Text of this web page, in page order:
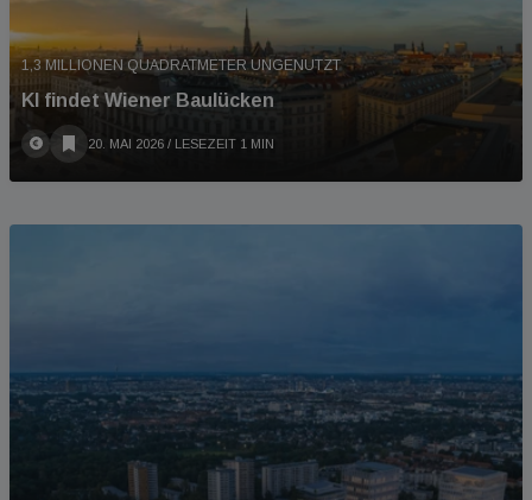
1,3 MILLIONEN QUADRATMETER UNGENUTZT
KI findet Wiener Baulücken
20. MAI 2026 / LESEZEIT 1 MIN